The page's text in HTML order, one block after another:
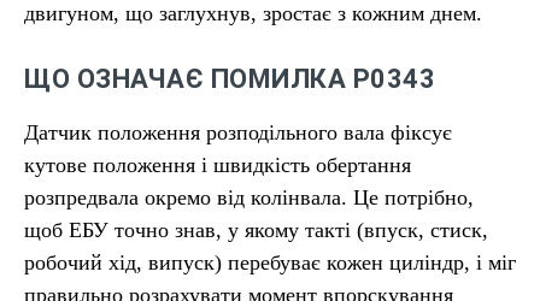
двигуном, що заглухнув, зростає з кожним днем.
ЩО ОЗНАЧАЄ ПОМИЛКА P0343
Датчик положення розподільного вала фіксує
кутове положення і швидкість обертання
розпредвала окремо від колінвала. Це потрібно,
щоб ЕБУ точно знав, у якому такті (впуск, стиск,
робочий хід, випуск) перебуває кожен циліндр, і міг
правильно розрахувати момент впорскування